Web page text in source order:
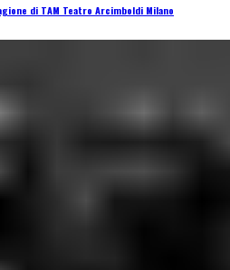
di TAM Teatro Arcimboldi Milano